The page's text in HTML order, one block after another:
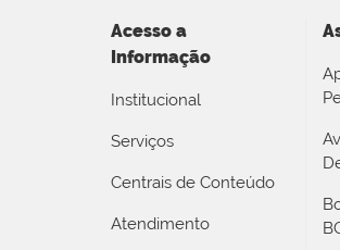
Acesso a
Informação
Institucional
Serviços
Centrais de Conteúdo
Atendimento